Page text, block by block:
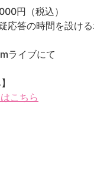
円（税込）
応答の時間を設ける
ライブにて
こちら